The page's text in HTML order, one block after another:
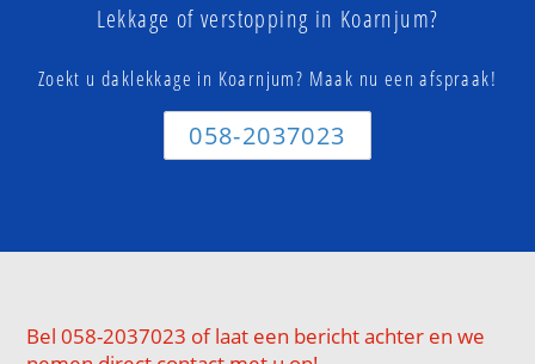
Lekkage of verstopping in Koarnjum?
Zoekt u daklekkage in Koarnjum? Maak nu een afspraak!
058-2037023
Bel 058-2037023 of laat een bericht achter en we